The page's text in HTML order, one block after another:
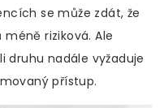
se může zdát, že
riziková. Ale
druhu nadále vyžaduje
přístup.